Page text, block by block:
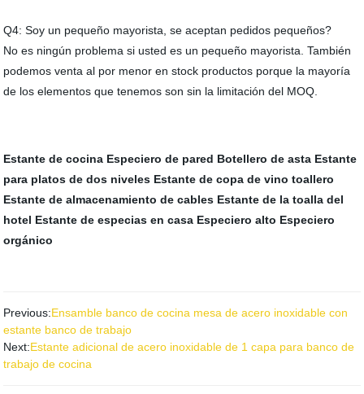
Q4: Soy un pequeño mayorista, se aceptan pedidos pequeños?
No es ningún problema si usted es un pequeño mayorista. También
podemos venta al por menor en stock productos porque la mayoría
de los elementos que tenemos son sin la limitación del MOQ.
Estante de cocina Especiero de pared Botellero de asta Estante
para platos de dos niveles Estante de copa de vino toallero
Estante de almacenamiento de cables Estante de la toalla del
hotel Estante de especias en casa Especiero alto Especiero
orgánico
Previous:Ensamble banco de cocina mesa de acero inoxidable con
estante banco de trabajo
Next:Estante adicional de acero inoxidable de 1 capa para banco de
trabajo de cocina